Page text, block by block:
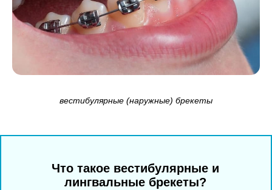
вестибулярные (наружные) брекеты
Что такое вестибулярные и
лингвальные брекеты?